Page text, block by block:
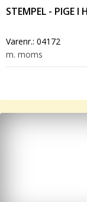
STEMPEL - PIGE I
Varenr.: 04172
m. moms